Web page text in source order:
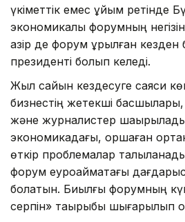
үкіметтік емес ұйым ретінде
экономикалық форумның
қазір де форум құрылған
президенті болып келеді.
Жыл сайын кездесуге саяси
бизнестің жетекші
және журналистер
экономикадағы, қоршаған
өткір проблемалар
форум еуроаймақтағы
болатын. Биылғы форумның күн
серпін» тақырыбы шығарылып